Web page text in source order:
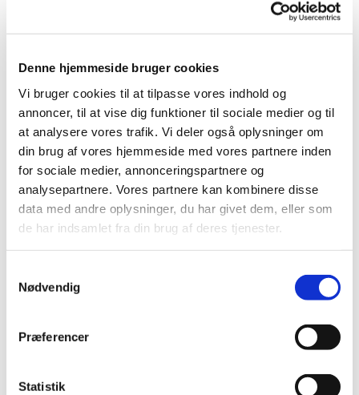
Denne hjemmeside bruger cookies
Vi bruger cookies til at tilpasse vores indhold og
annoncer, til at vise dig funktioner til sociale medier og til
at analysere vores trafik. Vi deler også oplysninger om
din brug af vores hjemmeside med vores partnere inden
for sociale medier, annonceringspartnere og
analysepartnere. Vores partnere kan kombinere disse
data med andre oplysninger, du har givet dem, eller som
de har indsamlet fra din brug af deres tjenester.
Nødvendig
Præferencer
Statistik
Du vil måske også kunne
lide...